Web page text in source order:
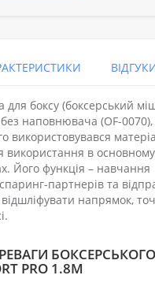
для боксу (боксерський
наповнювача (OF-0070),
використовувався
використання в
Його функція – навчання
партнерів та
напрямок,
БОКСЕРСЬКОГО
PRO 1.8М